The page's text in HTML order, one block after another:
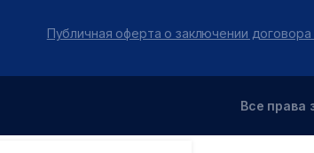
Публичная оферта о заключении
Все